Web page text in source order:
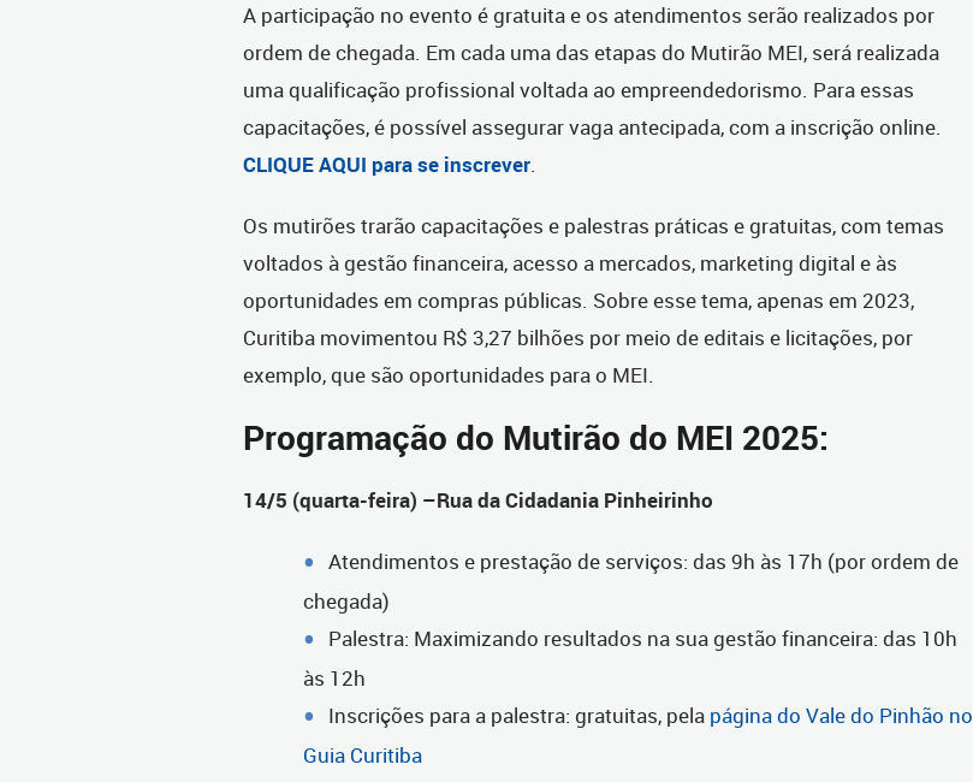
A participação no evento é gratuita e os atendimentos serão realizados por
ordem de chegada. Em cada uma das etapas do Mutirão MEI, será realizada
uma qualificação profissional voltada ao empreendedorismo. Para essas
capacitações, é possível assegurar vaga antecipada, com a inscrição online.
CLIQUE AQUI para se inscrever.
Os mutirões trarão capacitações e palestras práticas e gratuitas, com temas
voltados à gestão financeira, acesso a mercados, marketing digital e às
oportunidades em compras públicas. Sobre esse tema, apenas em 2023,
Curitiba movimentou R$ 3,27 bilhões por meio de editais e licitações, por
exemplo, que são oportunidades para o MEI.
Programação do Mutirão do MEI 2025:
14/5 (quarta-feira) –Rua da Cidadania Pinheirinho
Atendimentos e prestação de serviços: das 9h às 17h (por ordem de
chegada)
Palestra: Maximizando resultados na sua gestão financeira: das 10h
às 12h
Inscrições para a palestra: gratuitas, pela página do Vale do Pinhão no
Guia Curitiba